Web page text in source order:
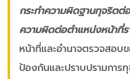
กระทำความผิดฐานทุจริตต่
ความผิดต่อตำแหน่งหน้าที่ร
หน้าที่และอำนาจตรวจสอบ
ป้องกันและปราบปรามการ